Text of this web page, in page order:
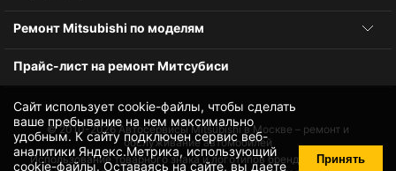
Сайт использует cookie-файлы, чтобы сделать
ваше пребывание на нем максимально
удобным. К cайту подключен сервис веб-
аналитики Яндекс.Метрика, использующий
cookie-файлы. Оставаясь на сайте, вы даете Принять
Ремонт Mitsubishi по моделям
Прайс-лист на ремонт Митсубиси
© 2010-2026Автосервисы Mitsubishi в Москве – ремонт и
обслуживание автомобилей
Использование товарного знака и логотипов бренда происходит